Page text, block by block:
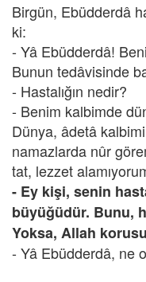
Birgün, Ebüdderdâ
ki:
- Yâ Ebüdderdâ!
Bunun tedâvisinde
- Hastalığın nedir?
- Benim kalbimde
Dünya, âdetâ kalbimi
namazlarda nûr
tat, lezzet
- Ey kişi, senin
büyüğüdür. Bunu,
Yoksa, Allah
- Yâ Ebüdderdâ, ne